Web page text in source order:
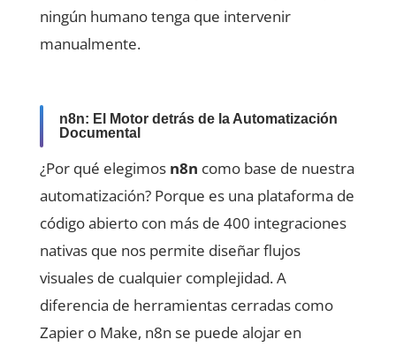
ningún humano tenga que intervenir
manualmente.
n8n: El Motor detrás de la Automatización
Documental
¿Por qué elegimos n8n como base de nuestra
automatización? Porque es una plataforma de
código abierto con más de 400 integraciones
nativas que nos permite diseñar flujos
visuales de cualquier complejidad. A
diferencia de herramientas cerradas como
Zapier o Make, n8n se puede alojar en